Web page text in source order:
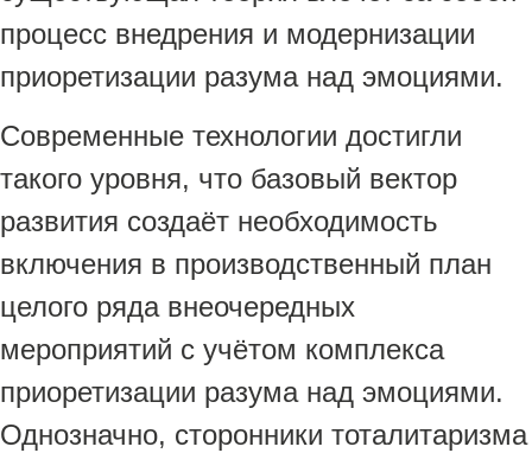
процесс внедрения и модернизации
приоретизации разума над эмоциями.
Современные технологии достигли
такого уровня, что базовый вектор
развития создаёт необходимость
включения в производственный план
целого ряда внеочередных
мероприятий с учётом комплекса
приоретизации разума над эмоциями.
Однозначно, сторонники тоталитаризма